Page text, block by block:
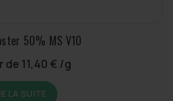
50% MS V10
de 11,40 € /g
LA SUITE